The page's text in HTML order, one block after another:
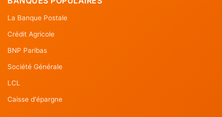
La Banque Postale
Crédit Agricole
BNP Paribas
Société Générale
LCL
Caisse d'épargne